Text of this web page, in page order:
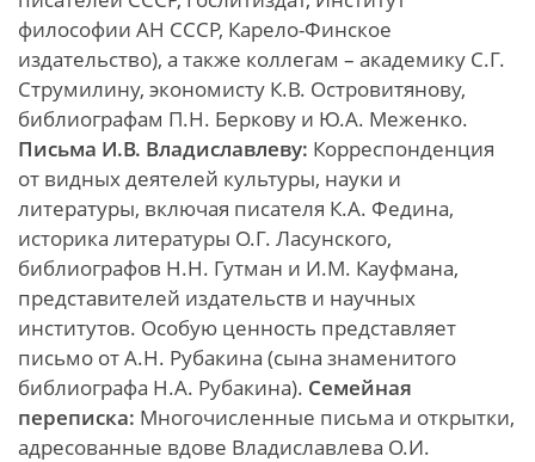
философии АН СССР, Карело-Финское
издательство), а также коллегам – академику С.Г.
Струмилину, экономисту К.В. Островитянову,
библиографам П.Н. Беркову и Ю.А. Меженко.
Письма И.В. Владиславлеву: Корреспонденция
от видных деятелей культуры, науки и
литературы, включая писателя К.А. Федина,
историка литературы О.Г. Ласунского,
библиографов Н.Н. Гутман и И.М. Кауфмана,
представителей издательств и научных
институтов. Особую ценность представляет
письмо от А.Н. Рубакина (сына знаменитого
библиографа Н.А. Рубакина). Семейная
переписка: Многочисленные письма и открытки,
адресованные вдове Владиславлева О.И.